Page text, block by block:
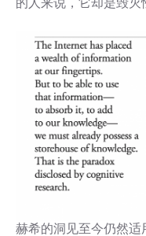
的人来说，它却是毁灭
赫希的洞见至今仍然